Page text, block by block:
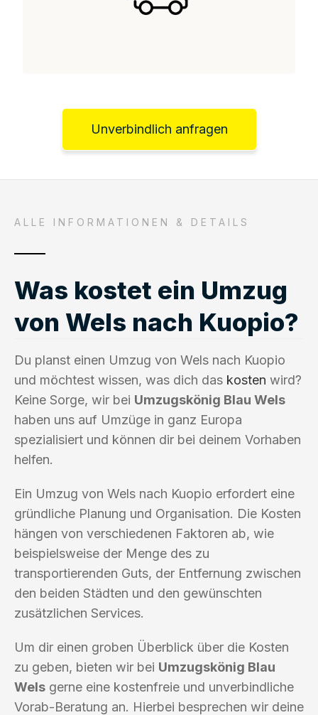
Unverbindlich anfragen
ALLE INFORMATIONEN & DETAILS
Was kostet ein Umzug
von Wels nach Kuopio?
Du planst einen Umzug von Wels nach Kuopio
und möchtest wissen, was dich das kosten wird?
Keine Sorge, wir bei Umzugskönig Blau Wels
haben uns auf Umzüge in ganz Europa
spezialisiert und können dir bei deinem Vorhaben
helfen.
Ein Umzug von Wels nach Kuopio erfordert eine
gründliche Planung und Organisation. Die Kosten
hängen von verschiedenen Faktoren ab, wie
beispielsweise der Menge des zu
transportierenden Guts, der Entfernung zwischen
den beiden Städten und den gewünschten
zusätzlichen Services.
Um dir einen groben Überblick über die Kosten
zu geben, bieten wir bei Umzugskönig Blau
Wels gerne eine kostenfreie und unverbindliche
Vorab-Beratung an. Hierbei besprechen wir deine